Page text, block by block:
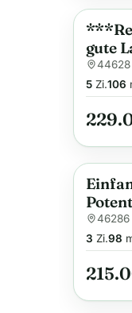
Anzeige
gute
44628
5Zi.106
Anzeige
46286
3 Zi.98